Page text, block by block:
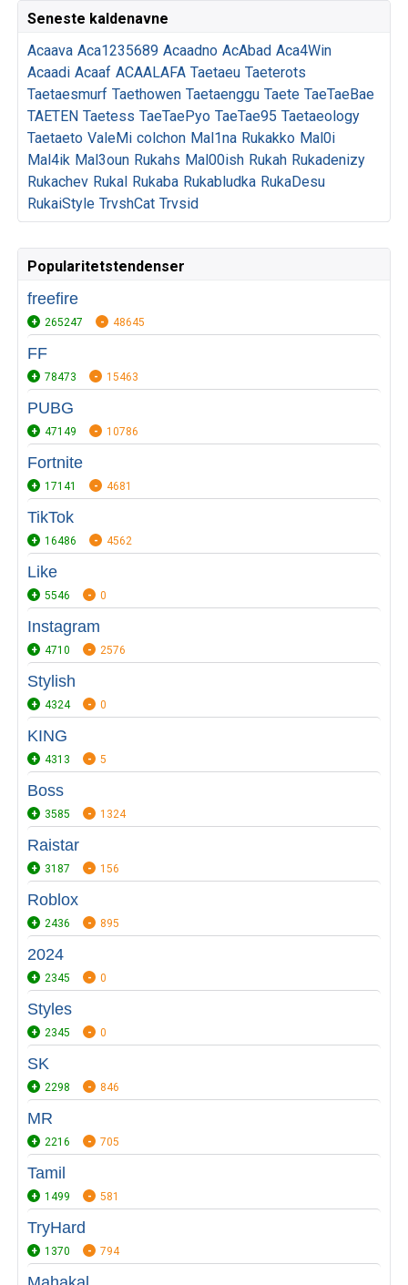
Seneste kaldenavne
Acaava Aca1235689 Acaadno AcAbad Aca4Win
Acaadi Acaaf ACAALAFA Taetaeu Taeterots
Taetaesmurf Taethowen Taetaenggu Taete TaeTaeBae
TAETEN Taetess TaeTaePyo TaeTae95 Taetaeology
Taetaeto ValeMi colchon Mal1na Rukakko Mal0i
Mal4ik Mal3oun Rukahs Mal00ish Rukah Rukadenizy
Rukachev Rukal Rukaba Rukabludka RukaDesu
RukaiStyle TrvshCat Trvsid
Popularitetstendenser
freefire
265247 48645
FF
78473 15463
PUBG
47149 10786
Fortnite
17141 4681
TikTok
16486 4562
Like
5546 0
Instagram
4710 2576
Stylish
4324 0
KING
4313 5
Boss
3585 1324
Raistar
3187 156
Roblox
2436 895
2024
2345 0
Styles
2345 0
SK
2298 846
MR
2216 705
Tamil
1499 581
TryHard
1370 794